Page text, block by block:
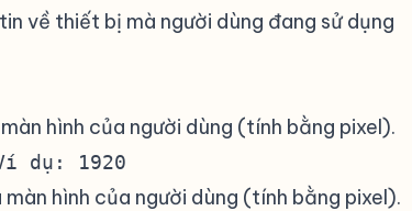
về thiết bị mà người dùng đang sử dụng
hình của người dùng (tính bằng pixel).
dụ: 1920
hình của người dùng (tính bằng pixel).